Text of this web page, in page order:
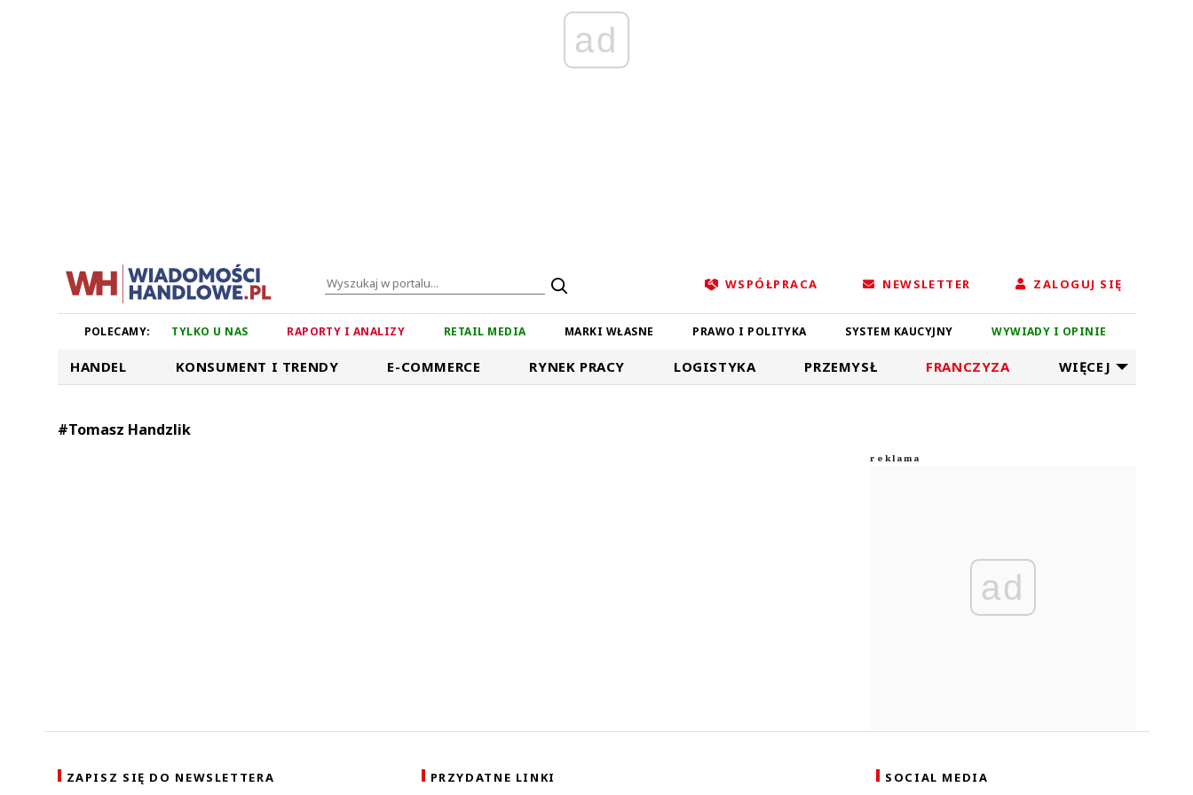
ad
WSPÓŁPRACA NEWSLETTER ZALOGUJ SIĘ
POLECAMY: TYLKO U NAS RAPORTY I ANALIZY RETAIL MEDIA MARKI WŁASNE PRAWO I POLITYKA SYSTEM KAUCYJNY WYWIADY I OPINIE
HANDEL KONSUMENT I TRENDY E-COMMERCE RYNEK PRACY LOGISTYKA PRZEMYSŁ FRANCZYZA WIĘCEJ
#Tomasz Handzlik
ad
ZAPISZ SIĘ DO NEWSLETTERA PRZYDATNE LINKI SOCIAL MEDIA